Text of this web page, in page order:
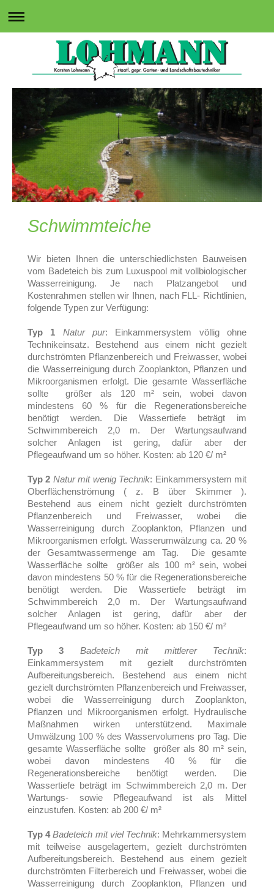
Schwimmteiche
Wir bieten Ihnen die unterschiedlichsten Bauweisen
vom Badeteich bis zum Luxuspool mit vollbiologischer
Wasserreinigung. Je nach Platzangebot und
Kostenrahmen stellen wir Ihnen, nach FLL- Richtlinien,
folgende Typen zur Verfügung:
Typ 1 Natur pur: Einkammersystem völlig ohne
Technikeinsatz. Bestehend aus einem nicht gezielt
durchströmten Pflanzenbereich und Freiwasser, wobei
die Wasserreinigung durch Zooplankton, Pflanzen und
Mikroorganismen erfolgt. Die gesamte Wasserfläche
sollte größer als 120 m² sein, wobei davon
mindestens 60 % für die Regenerationsbereiche
benötigt werden. Die Wassertiefe beträgt im
Schwimmbereich 2,0 m. Der Wartungsaufwand
solcher Anlagen ist gering, dafür aber der
Pflegeaufwand um so höher. Kosten: ab 120 €/ m²
Typ 2 Natur mit wenig Technik: Einkammersystem mit
Oberflächenströmung ( z. B über Skimmer ).
Bestehend aus einem nicht gezielt durchströmten
Pflanzenbereich und Freiwasser, wobei die
Wasserreinigung durch Zooplankton, Pflanzen und
Mikroorganismen erfolgt. Wasserumwälzung ca. 20 %
der Gesamtwassermenge am Tag. Die gesamte
Wasserfläche sollte größer als 100 m² sein, wobei
davon mindestens 50 % für die Regenerationsbereiche
benötigt werden. Die Wassertiefe beträgt im
Schwimmbereich 2,0 m. Der Wartungsaufwand
solcher Anlagen ist gering, dafür aber der
Pflegeaufwand um so höher. Kosten: ab 150 €/ m²
Typ 3 Badeteich mit mittlerer Technik:
Einkammersystem mit gezielt durchströmten
Aufbereitungsbereich. Bestehend aus einem nicht
gezielt durchströmten Pflanzenbereich und Freiwasser,
wobei die Wasserreinigung durch Zooplankton,
Pflanzen und Mikroorganismen erfolgt. Hydraulische
Maßnahmen wirken unterstützend. Maximale
Umwälzung 100 % des Wasservolumens pro Tag. Die
gesamte Wasserfläche sollte größer als 80 m² sein,
wobei davon mindestens 40 % für die
Regenerationsbereiche benötigt werden. Die
Wassertiefe beträgt im Schwimmbereich 2,0 m. Der
Wartungs- sowie Pflegeaufwand ist als Mittel
einzustufen. Kosten: ab 200 €/ m²
Typ 4 Badeteich mit viel Technik: Mehrkammersystem
mit teilweise ausgelagertem, gezielt durchströmten
Aufbereitungsbereich. Bestehend aus einem gezielt
durchströmten Filterbereich und Freiwasser, wobei die
Wasserreinigung durch Zooplankton, Pflanzen und